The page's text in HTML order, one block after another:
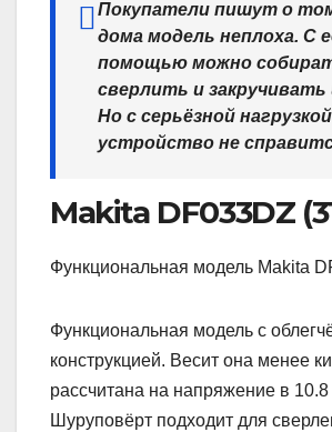
Покупатели пишут о
дома модель неплоха. С
помощью можно
сверлить и
Но с серьёзной нагрузкой
устройство не
Makita DF033DZ
Функциональная модель Makita
Функциональная модель с
конструкцией. Весит она менее
рассчитана на напряжение в
Шуруповёрт подходит для